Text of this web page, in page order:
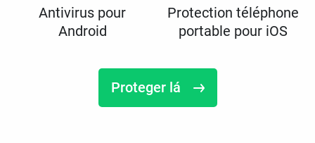
Antivirus pour
Android
Protection téléphone
portable pour iOS
Proteger lá